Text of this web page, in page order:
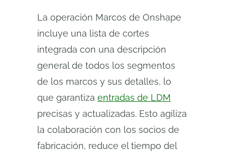
La operación Marcos de Onshape
incluye una lista de cortes
integrada con una descripción
general de todos los segmentos
de los marcos y sus detalles, lo
que garantiza entradas de LDM
precisas y actualizadas. Esto agiliza
la colaboración con los socios de
fabricación, reduce el tiempo del